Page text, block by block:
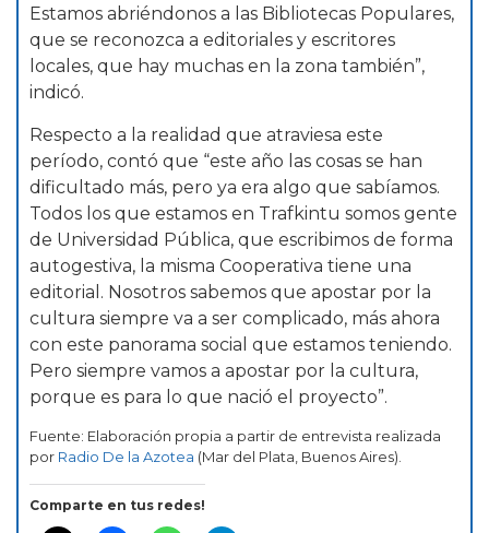
Estamos abriéndonos a las Bibliotecas Populares,
que se reconozca a editoriales y escritores
locales, que hay muchas en la zona también”,
indicó.
Respecto a la realidad que atraviesa este
período, contó que “este año las cosas se han
dificultado más, pero ya era algo que sabíamos.
Todos los que estamos en Trafkintu somos gente
de Universidad Pública, que escribimos de forma
autogestiva, la misma Cooperativa tiene una
editorial. Nosotros sabemos que apostar por la
cultura siempre va a ser complicado, más ahora
con este panorama social que estamos teniendo.
Pero siempre vamos a apostar por la cultura,
porque es para lo que nació el proyecto”.
Fuente: Elaboración propia a partir de entrevista realizada
por Radio De la Azotea (Mar del Plata, Buenos Aires).
Comparte en tus redes!